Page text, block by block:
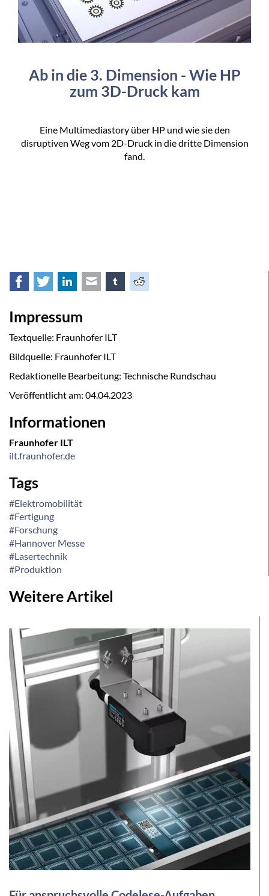
Ab in die 3. Dimension - Wie HP
zum 3D-Druck kam
Eine Multimediastory über HP und wie sie den
disruptiven Weg vom 2D-Druck in die dritte Dimension
fand.
Facebook
TwitterLinkedInE-mail tumblrReddit
Impressum
Textquelle: Fraunhofer ILT
Bildquelle: Fraunhofer ILT
Redaktionelle Bearbeitung: Technische Rundschau
Veröffentlicht am: 04.04.2023
Informationen
Fraunhofer ILT
ilt.fraunhofer.de
Tags
#Elektromobilität
#Fertigung
#Forschung
#Hannover Messe
#Lasertechnik
#Produktion
Weitere Artikel